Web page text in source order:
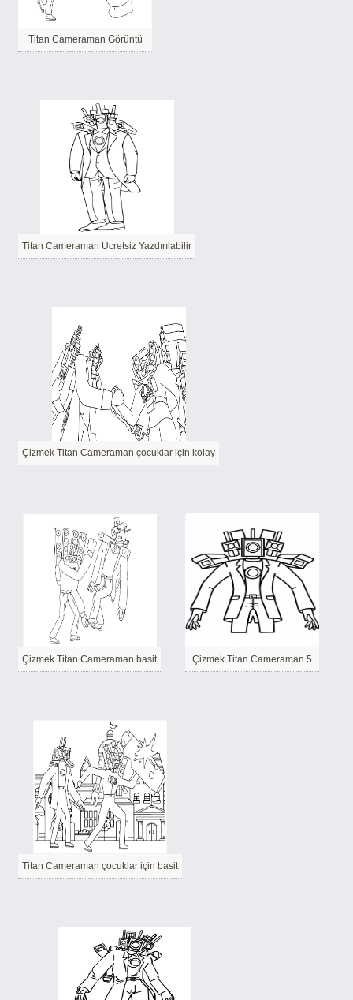
Titan Cameraman Görüntü
Titan Cameraman Ücretsiz Yazdırılabilir
Çizmek Titan Cameraman çocuklar için kolay
Çizmek Titan Cameraman basit Çizmek Titan Cameraman 5
Titan Cameraman çocuklar için basit